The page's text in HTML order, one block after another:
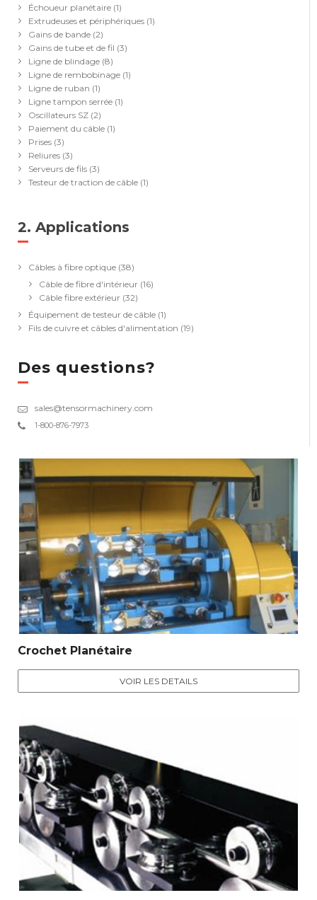
Échoueur planétaire (1)
Extrudeuses et périphériques (1)
Gains de bande (2)
Gains de tube et de fil (3)
Ligne de blindage (8)
Ligne de rembobinage (1)
Ligne de ruban (1)
Ligne tampon serrée (1)
Oscillateurs SZ (2)
Paiement du câble (1)
Prises (3)
Reliures (3)
Serveurs de fils (3)
Testeur de traction de câble (1)
2. Applications
Câbles à fibre optique (38)
Câble de fibre d'intérieur (16)
Câble fibre extérieur (32)
Équipement de testeur de câble (1)
Fils de cuivre et câbles d'alimentation (19)
Des questions?
sales@tensormachinery.com
1-800-876-7973
Crochet Planétaire
VOIR LES DETAILS